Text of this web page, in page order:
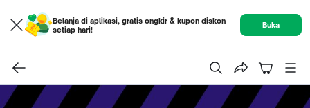
Belanja di aplikasi, gratis ongkir & kupon diskon
setiap hari!
Buka